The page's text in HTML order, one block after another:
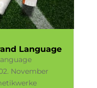
Language
November